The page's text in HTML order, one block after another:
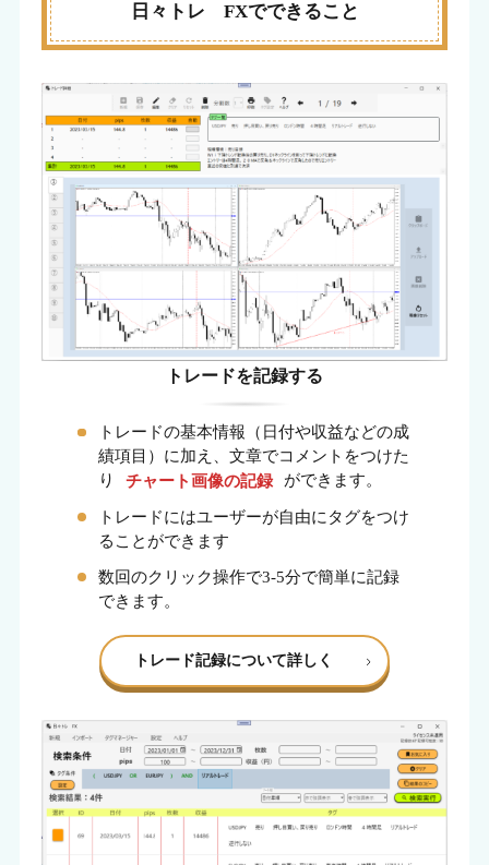
日々トレ FXでできること
トレードを記録する
トレードの基本情報（日付や収益などの成
績項目）に加え、文章でコメントをつけた
り
チャート画像の記録 ができます。
トレードにはユーザーが自由にタグをつけ
ることができます
数回のクリック操作で3-5分で簡単に記録
できます。
トレード記録について詳しく